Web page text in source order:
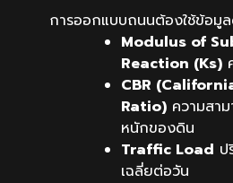
การออกแบบถนนต้องใช้ข้อมู
Modulus of
Reaction (Ks)
CBR
Ratio)ความสาม
หนักของดิน
Traffic Load ป
เฉลี่ยต่อวัน